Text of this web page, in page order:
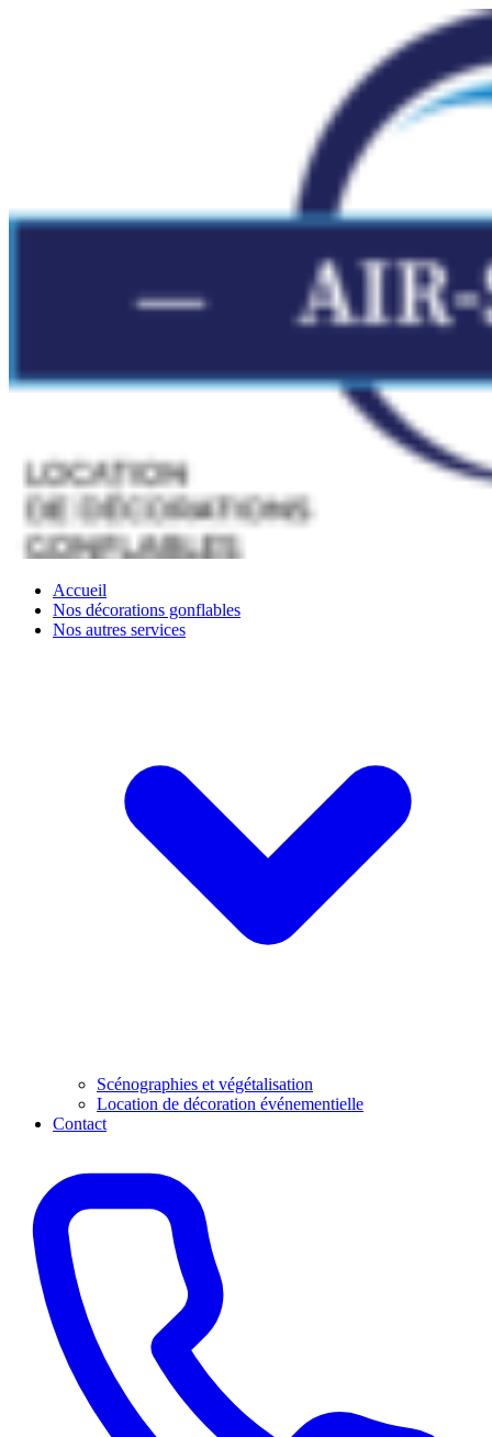
Accueil
Nos décorations gonflables
Nos autres services
Scénographies et végétalisation
Location de décoration événementielle
Contact